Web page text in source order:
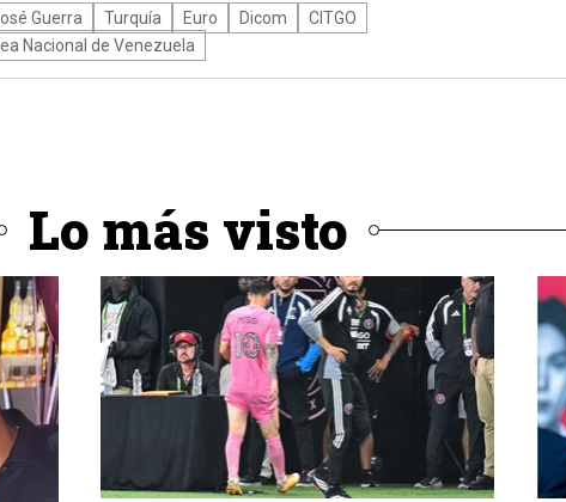
Guerra Turquía Euro Dicom
CITGO
Nacional de Venezuela
Lo más visto